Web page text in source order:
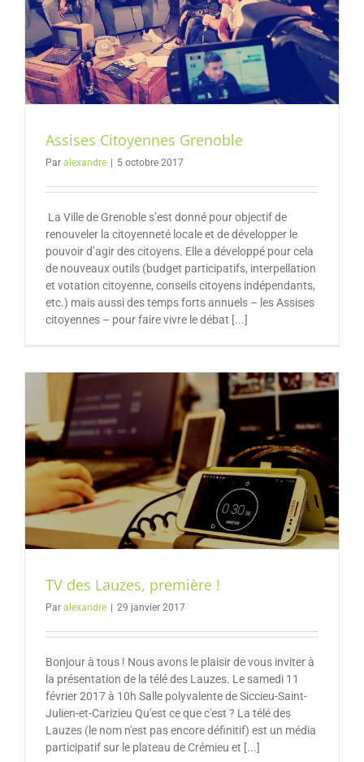
Assises Citoyennes Grenoble
Par alexandre 5 octobre 2017
La Ville de Grenoble s’est donné pour objectif de
renouveler la citoyenneté locale et de développer le
pouvoir d’agir des citoyens. Elle a développé pour cela
de nouveaux outils (budget participatifs, interpellation
et votation citoyenne, conseils citoyens indépendants,
etc.) mais aussi des temps forts annuels – les Assises
citoyennes – pour faire vivre le débat [...]
TV des Lauzes, première !
Par alexandre | 29 janvier 2017
Bonjour à tous ! Nous avons le plaisir de vous inviter à
la présentation de la télé des Lauzes. Le samedi 11
février 2017 à 10h Salle polyvalente de Siccieu-Saint-
Julien-et-Carizieu Qu'est ce que c'est ? La télé des
Lauzes (le nom n'est pas encore définitif) est un média
participatif sur le plateau de Crémieu et [...]